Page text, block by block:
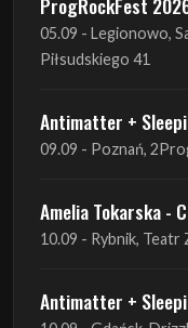
Antimatter +
09.09 - Poznań, 2Progi
Amelia Tokarska -
10.09 - Rybnik, Teatr
Antimatter +
Antimatter +
11.09 - Warszawa,